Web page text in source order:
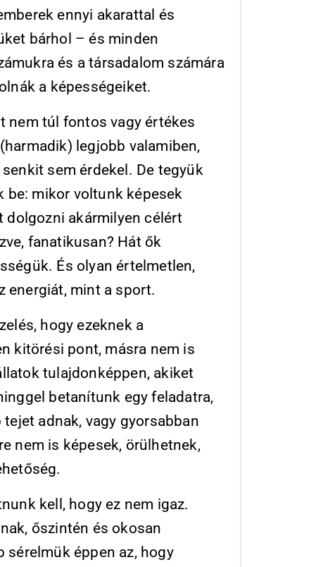
ennyi akarattal és
bárhol – és minden
és a társadalom számára
a képességeiket.
nem túl fontos vagy értékes
legjobb valamiben,
sem érdekel. De tegyük
be: mikor voltunk képesek
dolgozni akármilyen célért
fanatikusan? Hát ők
És olyan értelmetlen,
energiát, mint a sport.
hogy ezeknek a
kitörési pont, másra nem is
tulajdonképpen, akiket
betanítunk egy feladatra,
adnak, vagy gyorsabban
nem is képesek, örülhetnek,
kell, hogy ez nem igaz.
őszintén és okosan
sérelmük éppen az, hogy